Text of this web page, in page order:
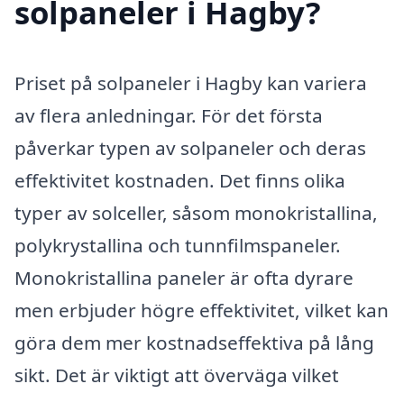
solpaneler i Hagby?
Priset på solpaneler i Hagby kan variera
av flera anledningar. För det första
påverkar typen av solpaneler och deras
effektivitet kostnaden. Det finns olika
typer av solceller, såsom monokristallina,
polykrystallina och tunnfilmspaneler.
Monokristallina paneler är ofta dyrare
men erbjuder högre effektivitet, vilket kan
göra dem mer kostnadseffektiva på lång
sikt. Det är viktigt att överväga vilket